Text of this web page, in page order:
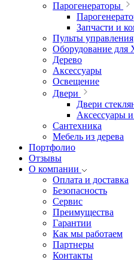
Парогенераторы
Запчасти и
Пульты управления
Оборудование для
Дерево
Аксессуары
Освещение
Двери
Двери
Аксессуары и
Сантехника
Мебель из дерева
Портфолио
Отзывы
О компании
Оплата и доставка
Безопасность
Сервис
Преимущества
Гарантии
Как мы работаем
Партнеры
Контакты